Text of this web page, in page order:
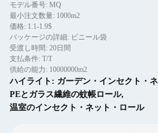
モデル番号: MQ
最小注文数量: 1000m2
価格: 1.1-1.9$
パッケージの詳細: ビニール袋
受渡し時間: 20日間
支払条件: T/T
供給の能力: 10000000m2
ハイライト: ガーデン・インセクト・
PEとガラス繊維の蚊帳ロール,
温室のインセクト・ネット・ロール